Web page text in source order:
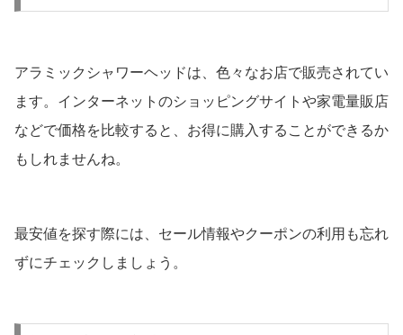
アラミックシャワーヘッドは、色々なお店で販売されてい
ます。インターネットのショッピングサイトや家電量販店
などで価格を比較すると、お得に購入することができるか
もしれませんね。
最安値を探す際には、セール情報やクーポンの利用も忘れ
ずにチェックしましょう。